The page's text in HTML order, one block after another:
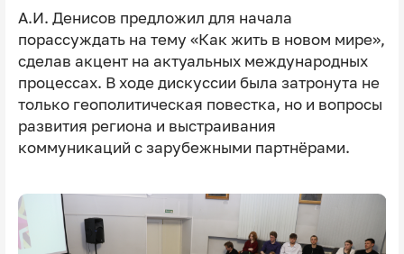
А.И. Денисов предложил для начала
порассуждать на тему «Как жить в новом мире»,
сделав акцент на актуальных международных
процессах. В ходе дискуссии была затронута не
только геополитическая повестка, но и вопросы
развития региона и выстраивания
коммуникаций с зарубежными партнёрами.